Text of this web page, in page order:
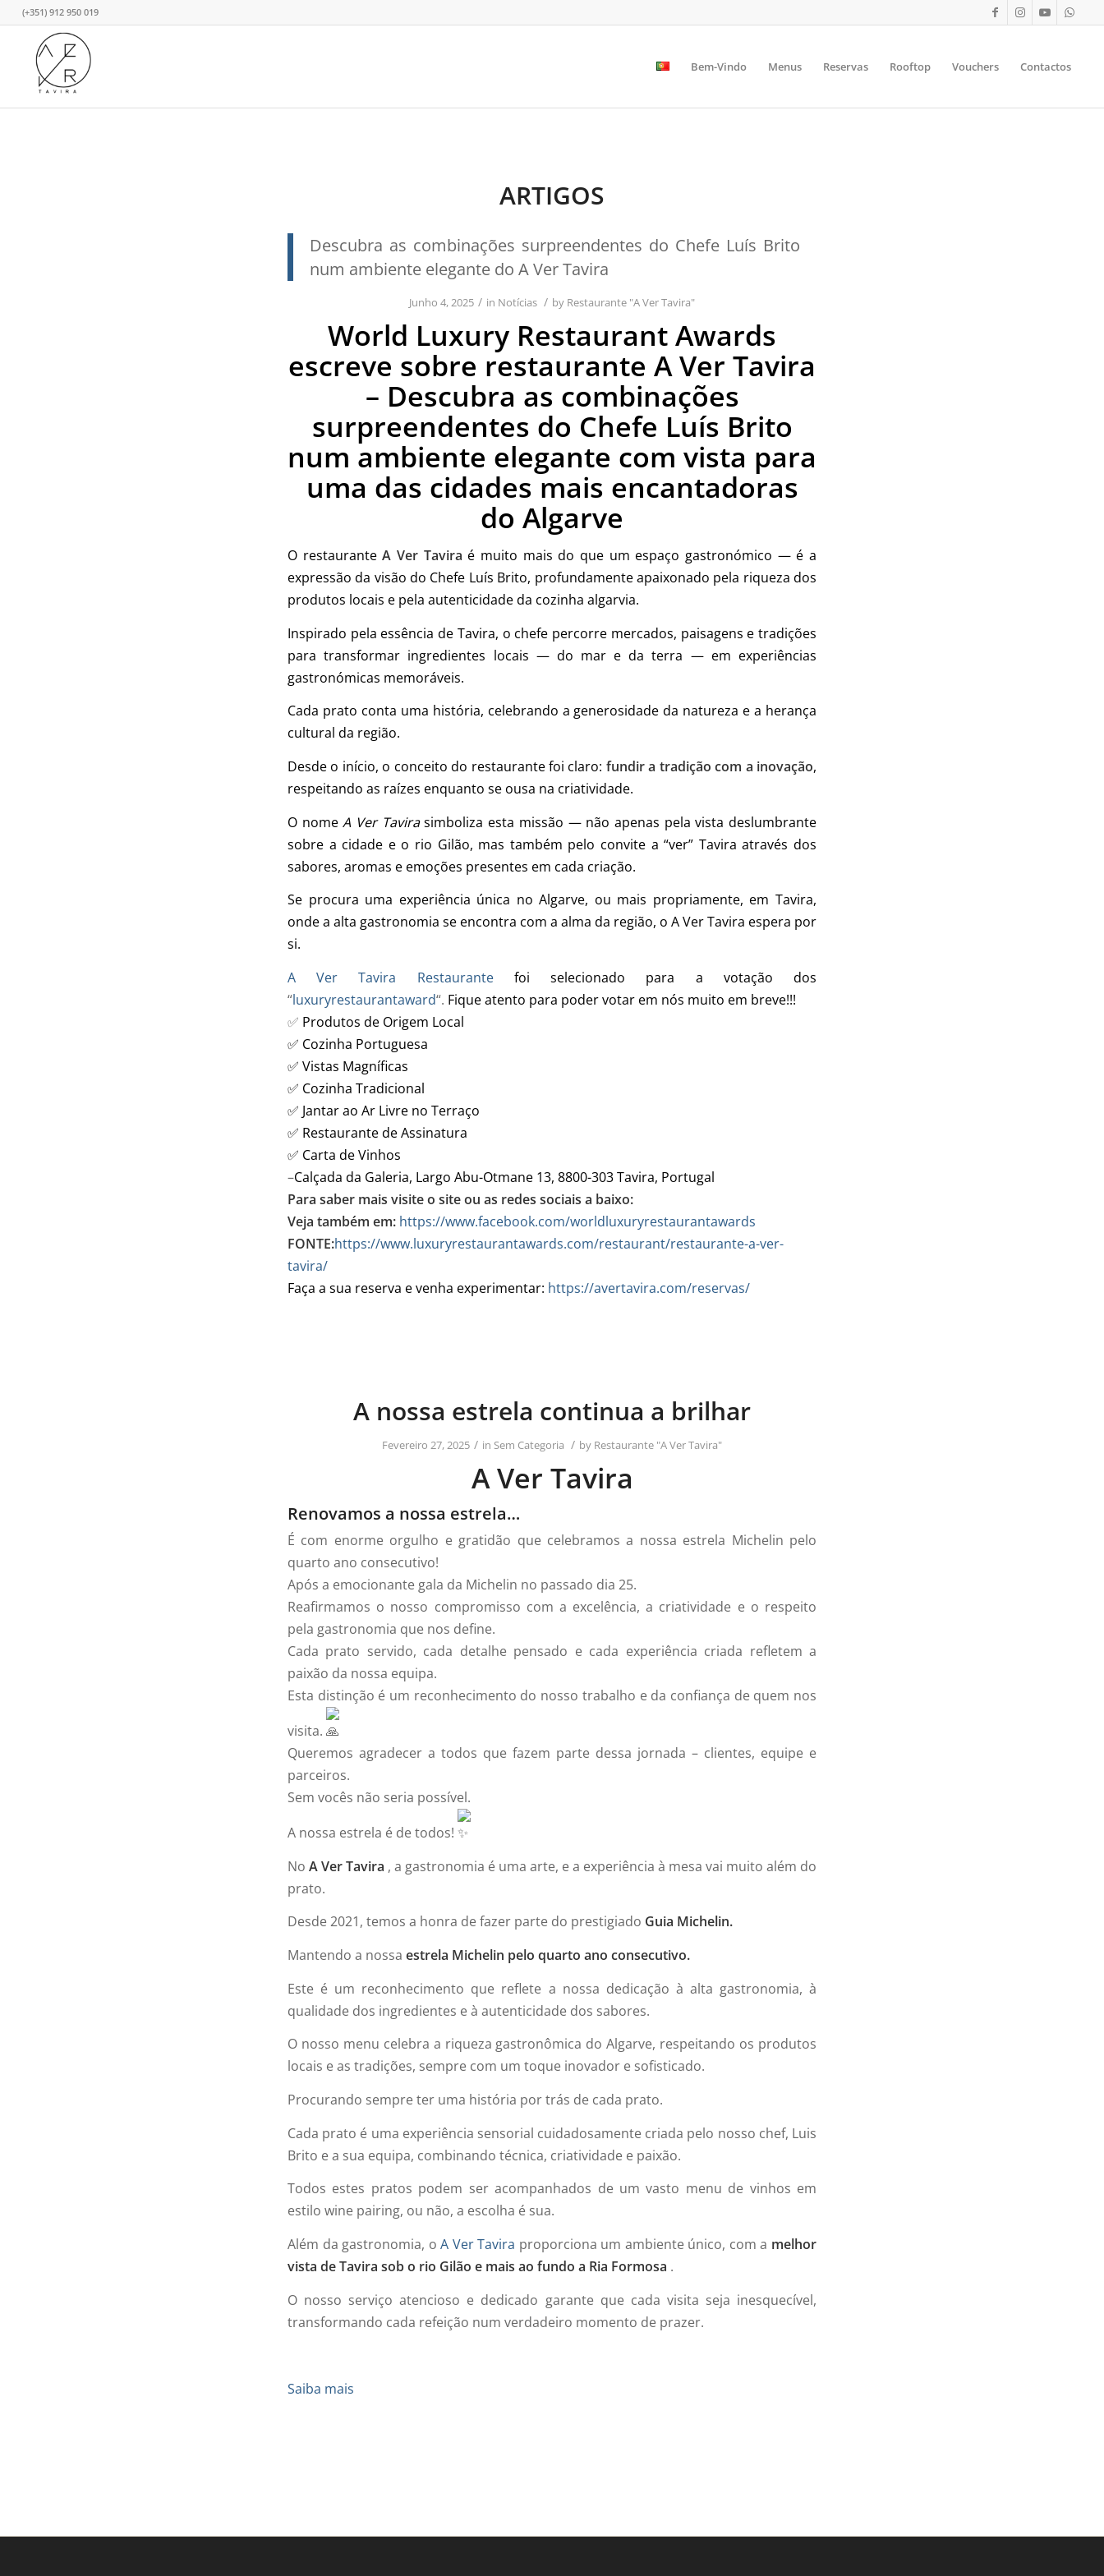
(+351) 912 950 019
Bem-Vindo Menus Reservas Rooftop Vouchers Contactos
ARTIGOS
Descubra as combinações surpreendentes do Chefe Luís Brito
num ambiente elegante do A Ver Tavira
Junho 4, 2025 / in Notícias / by Restaurante "A Ver Tavira"
World Luxury Restaurant Awards
escreve sobre restaurante A Ver Tavira
– Descubra as combinações
surpreendentes do Chefe Luís Brito
num ambiente elegante com vista para
uma das cidades mais encantadoras
do Algarve
O restauranteA Ver Tavira é muito mais do que um espaço gastronómico — é a
expressão da visão do Chefe Luís Brito, profundamente apaixonado pela riqueza dos
produtos locais e pela autenticidade da cozinha algarvia.
Inspirado pela essência de Tavira, o chefe percorre mercados, paisagens e tradições
para transformar ingredientes locais — do mar e da terra — em experiências
gastronómicas memoráveis.
Cada prato conta uma história, celebrando a generosidade da natureza e a herança
cultural da região.
Desde o início, o conceito do restaurante foi claro: fundir a tradição com a inovação,
respeitando as raízes enquanto se ousa na criatividade.
O nomeA Ver Tavirasimboliza esta missão — não apenas pela vista deslumbrante
sobre a cidade e o rio Gilão, mas também pelo convite a “ver” Tavira através dos
sabores, aromas e emoções presentes em cada criação.
Se procura uma experiência única no Algarve, ou mais propriamente, em Tavira,
onde a alta gastronomia se encontra com a alma da região, o A Ver Tavira espera por
si.
A Ver Tavira Restaurante foi selecionado para a votação dos
“luxuryrestaurantaward“. Fique atento para poder votar em nós muito em breve!!!
✅ Produtos de Origem Local
✅ Cozinha Portuguesa
✅ Vistas Magníficas
✅ Cozinha Tradicional
✅ Jantar ao Ar Livre no Terraço
✅ Restaurante de Assinatura
✅ Carta de Vinhos
–Calçada da Galeria, Largo Abu-Otmane 13, 8800-303 Tavira, Portugal
Para saber mais visite o site ou as redes sociais a baixo:
Veja também em: https://www.facebook.com/worldluxuryrestaurantawards
FONTE:https://www.luxuryrestaurantawards.com/restaurant/restaurante-a-ver-
tavira/
Faça a sua reserva e venha experimentar: https://avertavira.com/reservas/
A nossa estrela continua a brilhar
Fevereiro 27, 2025 / in Sem Categoria / by Restaurante "A Ver Tavira"
A Ver Tavira
Renovamos a nossa estrela…
É com enorme orgulho e gratidão que celebramos a nossa estrela Michelin pelo
quarto ano consecutivo!
Após a emocionante gala da Michelin no passado dia 25.
Reafirmamos o nosso compromisso com a excelência, a criatividade e o respeito
pela gastronomia que nos define.
Cada prato servido, cada detalhe pensado e cada experiência criada refletem a
paixão da nossa equipa.
Esta distinção é um reconhecimento do nosso trabalho e da confiança de quem nos
visita.
Queremos agradecer a todos que fazem parte dessa jornada – clientes, equipe e
parceiros.
Sem vocês não seria possível.
A nossa estrela é de todos!
No A Ver Tavira , a gastronomia é uma arte, e a experiência à mesa vai muito além do
prato.
Desde 2021, temos a honra de fazer parte do prestigiado Guia Michelin.
Mantendo a nossa estrela Michelin pelo quarto ano consecutivo.
Este é um reconhecimento que reflete a nossa dedicação à alta gastronomia, à
qualidade dos ingredientes e à autenticidade dos sabores.
O nosso menu celebra a riqueza gastronômica do Algarve, respeitando os produtos
locais e as tradições, sempre com um toque inovador e sofisticado.
Procurando sempre ter uma história por trás de cada prato.
Cada prato é uma experiência sensorial cuidadosamente criada pelo nosso chef, Luis
Brito e a sua equipa, combinando técnica, criatividade e paixão.
Todos estes pratos podem ser acompanhados de um vasto menu de vinhos em
estilo wine pairing, ou não, a escolha é sua.
Além da gastronomia, oA Ver Tavira proporciona um ambiente único, com a melhor
vista de Tavira sob o rio Gilão e mais ao fundo a Ria Formosa .
O nosso serviço atencioso e dedicado garante que cada visita seja inesquecível,
transformando cada refeição num verdadeiro momento de prazer.
Saiba mais